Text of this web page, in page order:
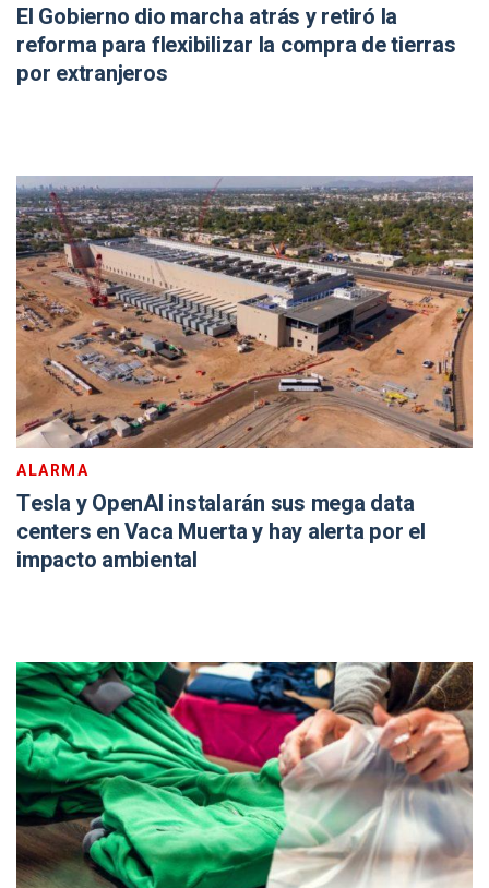
El Gobierno dio marcha atrás y retiró la
reforma para flexibilizar la compra de tierras
por extranjeros
ALARMA
Tesla y OpenAI instalarán sus mega data
centers en Vaca Muerta y hay alerta por el
impacto ambiental